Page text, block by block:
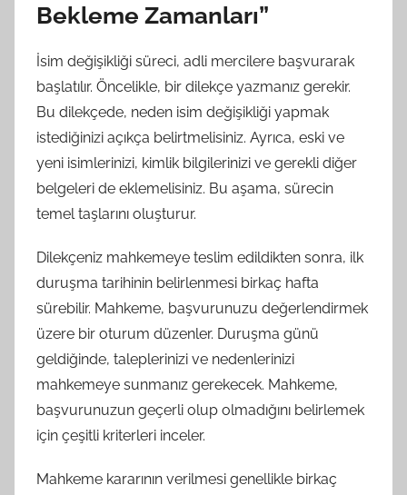
Bekleme Zamanları”
İsim değişikliği süreci, adli mercilere başvurarak
başlatılır. Öncelikle, bir dilekçe yazmanız gerekir.
Bu dilekçede, neden isim değişikliği yapmak
istediğinizi açıkça belirtmelisiniz. Ayrıca, eski ve
yeni isimlerinizi, kimlik bilgilerinizi ve gerekli diğer
belgeleri de eklemelisiniz. Bu aşama, sürecin
temel taşlarını oluşturur.
Dilekçeniz mahkemeye teslim edildikten sonra, ilk
duruşma tarihinin belirlenmesi birkaç hafta
sürebilir. Mahkeme, başvurunuzu değerlendirmek
üzere bir oturum düzenler. Duruşma günü
geldiğinde, taleplerinizi ve nedenlerinizi
mahkemeye sunmanız gerekecek. Mahkeme,
başvurunuzun geçerli olup olmadığını belirlemek
için çeşitli kriterleri inceler.
Mahkeme kararının verilmesi genellikle birkaç